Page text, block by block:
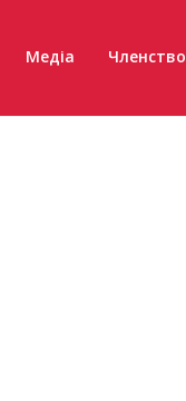
Медіа Членство